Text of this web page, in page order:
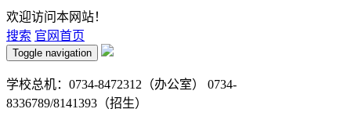
欢迎访问本网站！
搜索 官网首页
Toggle navigation
学校总机：0734-8472312（办公室） 0734-
8336789/8141393（招生）